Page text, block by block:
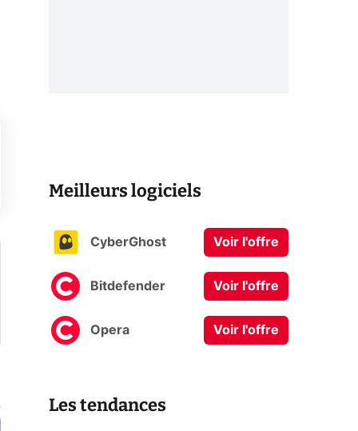
Meilleurs logiciels
CyberGhost Voir l'offre
Bitdefender Voir l'offre
Opera Voir l'offre
Les tendances